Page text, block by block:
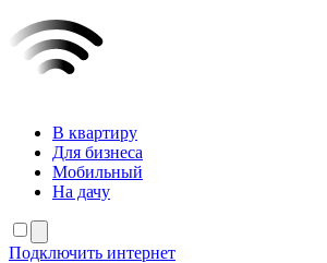
В квартиру
Для бизнеса
Мобильный
На дачу
Подключить интернет